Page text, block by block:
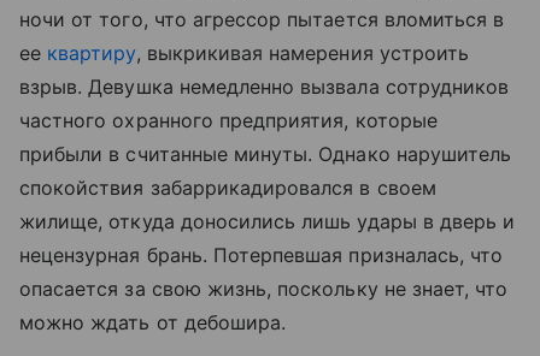
ночи от того, что агрессор пытается вломиться в
ее квартиру, выкрикивая намерения устроить
взрыв. Девушка немедленно вызвала сотрудников
частного охранного предприятия, которые
прибыли в считанные минуты. Однако нарушитель
спокойствия забаррикадировался в своем
жилище, откуда доносились лишь удары в дверь и
нецензурная брань. Потерпевшая призналась, что
опасается за свою жизнь, поскольку не знает, что
можно ждать от дебошира.